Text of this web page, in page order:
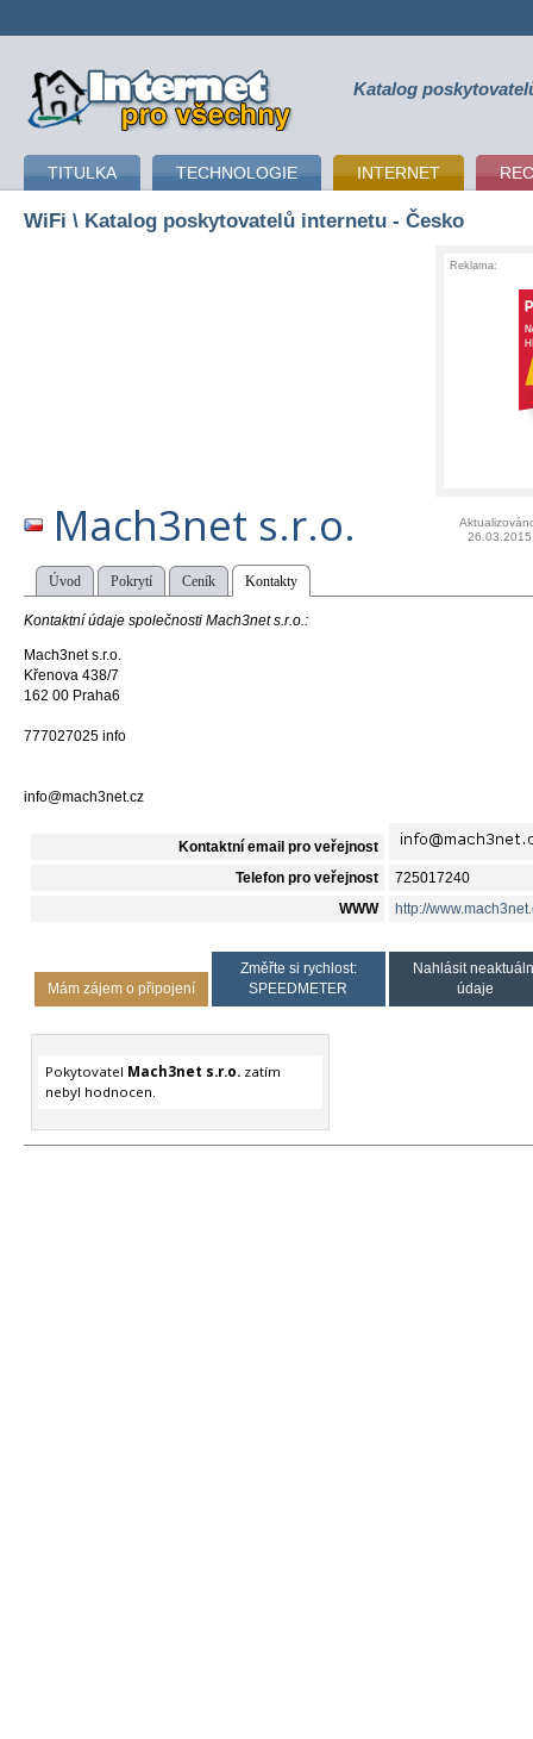
připojení k internetu Katalog
TITULKA TECHNOLOGIE INTERNET
WiFi \ Katalog poskytovatelů internetu - Česko
Reklama:
Mach3net s.r.o.
26.03.2015
Úvod Pokrytí Ceník Kontakty
Kontaktní údaje společnosti Mach3net s.r.o.:
Mach3net s.r.o.
Křenova 438/7
162 00 Praha6
777027025 info
info@mach3net.cz
Kontaktní email pro veřejnost
Telefon pro veřejnost 725017240
WWW http://
Mám zájem o připojení
Změřte si rychlost:
SPEEDMETER
Nahlásit
údaje
Pokytovatel Mach3net s.r.o.zatím
nebyl hodnocen.